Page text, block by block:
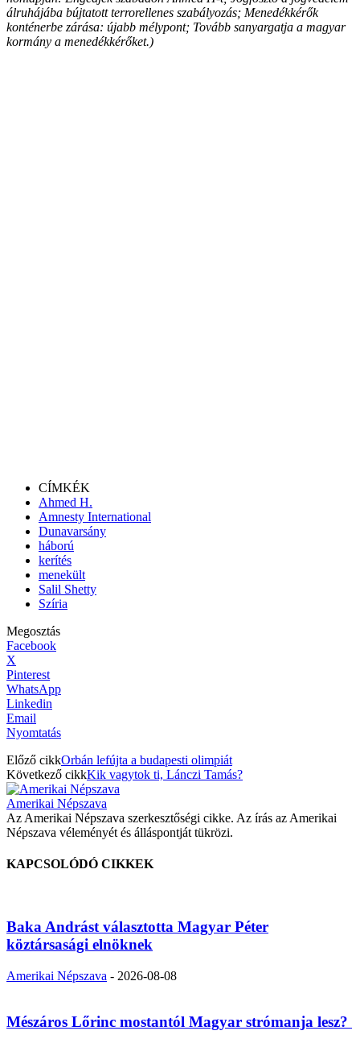
álruhájába bújtatott terrorellenes szabályozás; Menedékkérők
konténerbe zárása: újabb mélypont; Tovább sanyargatja a magyar
kormány a menedékkérőket.)
CÍMKÉK
Ahmed H.
Amnesty International
Dunavarsány
háború
kerítés
menekült
Salil Shetty
Szíria
Megosztás
Facebook
X
Pinterest
WhatsApp
Linkedin
Email
Nyomtatás
Előző cikkOrbán lefújta a budapesti olimpiát
Következő cikkKik vagytok ti, Lánczi Tamás?
Amerikai Népszava
Az Amerikai Népszava szerkesztőségi cikke. Az írás az Amerikai
Népszava véleményét és álláspontját tükrözi.
KAPCSOLÓDÓ CIKKEK
Baka Andrást választotta Magyar Péter
köztársasági elnöknek
Amerikai Népszava - 2026-08-08
Mészáros Lőrinc mostantól Magyar strómanja lesz?